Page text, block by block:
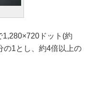
ドット(約
の1とし、約4倍以上の